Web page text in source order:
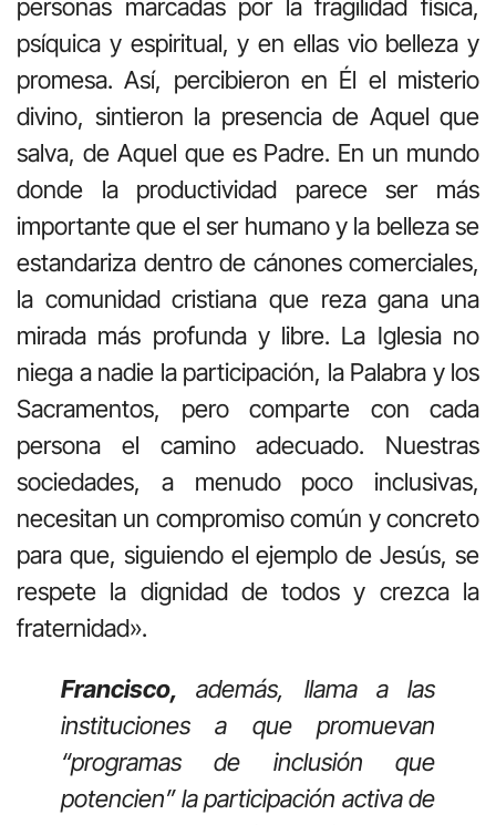
personas marcadas por la fragilidad física,
psíquica y espiritual, y en ellas vio belleza y
promesa. Así, percibieron en Él el misterio
divino, sintieron la presencia de Aquel que
salva, de Aquel que es Padre. En un mundo
donde la productividad parece ser más
importante que el ser humano y la belleza se
estandariza dentro de cánones comerciales,
la comunidad cristiana que reza gana una
mirada más profunda y libre. La Iglesia no
niega a nadie la participación, la Palabra y los
Sacramentos, pero comparte con cada
persona el camino adecuado. Nuestras
sociedades, a menudo poco inclusivas,
necesitan un compromiso común y concreto
para que, siguiendo el ejemplo de Jesús, se
respete la dignidad de todos y crezca la
fraternidad».
Francisco,además, llama a las
instituciones a que promuevan
“programas de inclusión que
potencien” la participación activa de